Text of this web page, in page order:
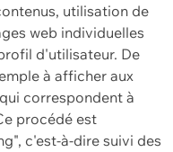
utilisation de
web individuelles
d'utilisateur. De
à afficher aux
correspondent à
procédé est
c'est-à-dire suivi des